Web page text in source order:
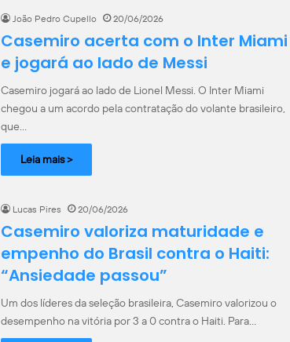
João Pedro Cupello 20/06/2026
Casemiro acerta com o Inter Miami
e jogará ao lado de Messi
Casemiro jogará ao lado de Lionel Messi. O Inter Miami
chegou a um acordo pela contratação do volante brasileiro,
que…
Leia mais >
Lucas Pires 20/06/2026
Casemiro valoriza maturidade e
empenho do Brasil contra o Haiti:
“Ansiedade passou”
Um dos líderes da seleção brasileira, Casemiro valorizou o
desempenho na vitória por 3 a 0 contra o Haiti. Para…